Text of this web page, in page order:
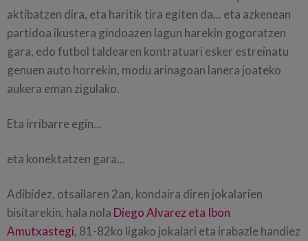
aktibatzen dira, eta haritik tira egiten da... eta azkenean
partidoa ikustera gindoazen lagun harekin gogoratzen
gara, edo futbol taldearen kontratuari esker estreinatu
genuen auto horrekin, modu arinagoan lanera joateko
aukera eman zigulako.
Eta irribarre egin...
eta konektatzen gara...
Adibidez, otsailaren 2an, kondaira diren jokalarien
bisitarekin, hala nola Diego Alvarez eta Ibon
Amutxastegi, 81-82ko ligako jokalari eta irabazle handiez